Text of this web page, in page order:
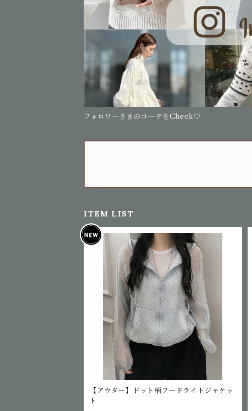
フォロワーさまのコーデをCheck♡
ITEM LIST
【アウター】ドット柄フードライトジャケッ
ト